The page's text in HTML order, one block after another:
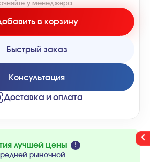
лучшей цены
рыночной
у менеджера
в корзину
Быстрый заказ
Консультация
Доставка и оплата